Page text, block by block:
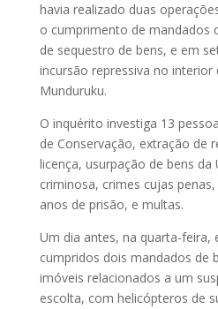
havia realizado duas
o cumprimento de mandados
de sequestro de bens, e em
incursão repressiva no interior
Munduruku.
O inquérito investiga 13
de Conservação, extração de
licença, usurpação de bens da
criminosa, crimes cujas
anos de prisão, e multas.
Um dia antes, na quarta-feira,
cumpridos dois mandados de
imóveis relacionados a um
escolta, com helicópteros de